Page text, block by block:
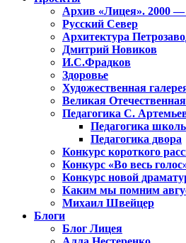
Архив «Лицея». 2000 —
Русский Север
Архитектура
Дмитрий Новиков
И.С.Фрадков
Здоровье
Художественная
Великая
Педагогика С.
Педагогика
Педагогика двора
Конкурс короткого
Конкурс «Во весь
Конкурс новой
Каким мы помним
Михаил Швейцер
Блоги
Блог Лицея